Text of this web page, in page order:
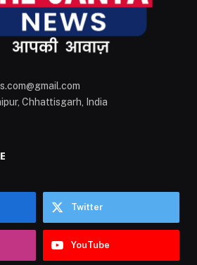
Chhattisgarh, India
Twitter
YouTube